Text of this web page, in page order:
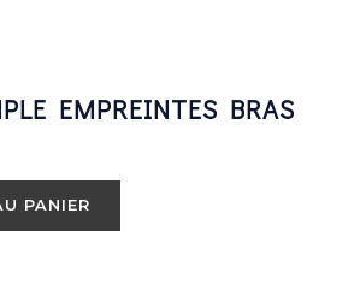
EMPREINTES BRAS
PANIER